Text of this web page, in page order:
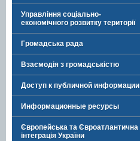
Управління соціально-
економічного розвитку території
Громадська рада
Взаємодія з громадськістю
Доступ к публичной информации
Информационные ресурсы
Європейська та Євроатлантична
інтеграція України